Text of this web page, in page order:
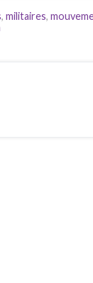
, militaires,